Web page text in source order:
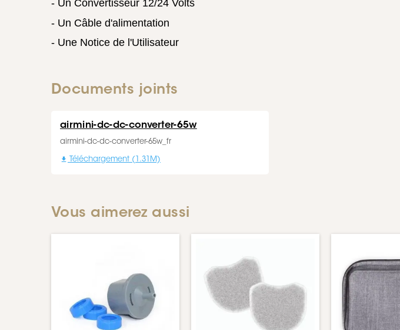
- Un Convertisseur 12/24 Volts
- Un Câble d'alimentation
- Une Notice de l'Utilisateur
Documents joints
airmini-dc-dc-converter-65w
airmini-dc-dc-converter-65w_fr
 Téléchargement (1.31M)
Vous aimerez aussi